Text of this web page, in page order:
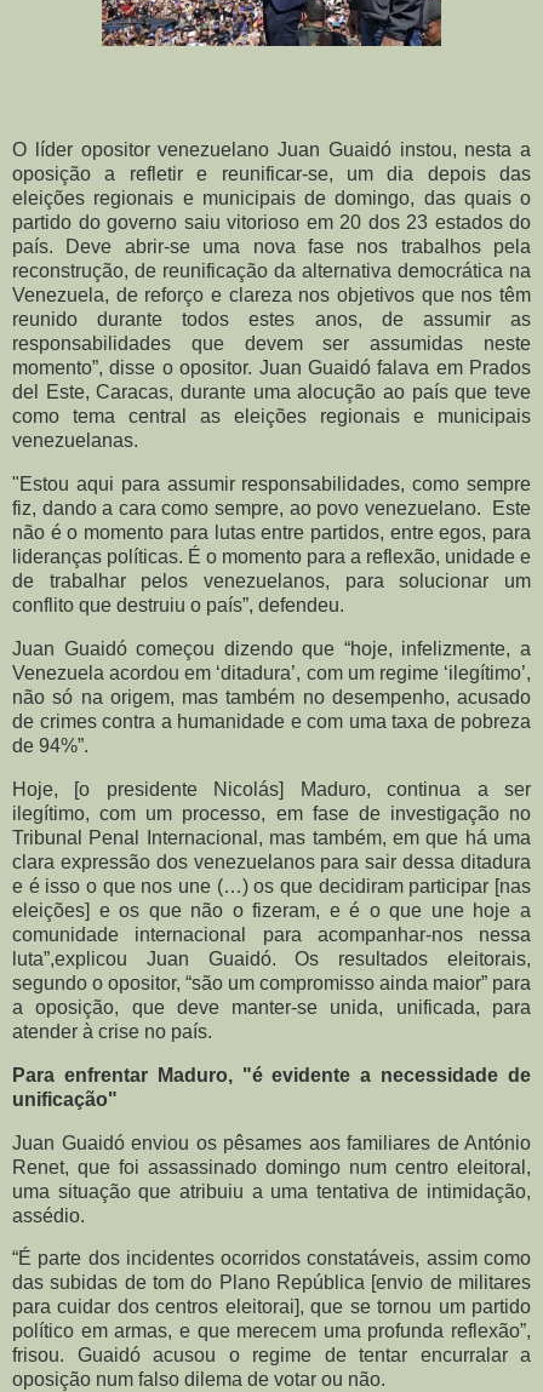
O líder opositor venezuelano Juan Guaidó instou, nesta a
oposição a refletir e reunificar-se, um dia depois das
eleições regionais e municipais de domingo, das quais o
partido do governo saiu vitorioso em 20 dos 23 estados do
país. Deve abrir-se uma nova fase nos trabalhos pela
reconstrução, de reunificação da alternativa democrática na
Venezuela, de reforço e clareza nos objetivos que nos têm
reunido durante todos estes anos, de assumir as
responsabilidades que devem ser assumidas neste
momento”, disse o opositor. Juan Guaidó falava em Prados
del Este, Caracas, durante uma alocução ao país que teve
como tema central as eleições regionais e municipais
venezuelanas.
"Estou aqui para assumir responsabilidades, como sempre
fiz, dando a cara como sempre, ao povo venezuelano. Este
não é o momento para lutas entre partidos, entre egos, para
lideranças políticas. É o momento para a reflexão, unidade e
de trabalhar pelos venezuelanos, para solucionar um
conflito que destruiu o país”, defendeu.
Juan Guaidó começou dizendo que “hoje, infelizmente, a
Venezuela acordou em ‘ditadura’, com um regime ‘ilegítimo’,
não só na origem, mas também no desempenho, acusado
de crimes contra a humanidade e com uma taxa de pobreza
de 94%”.
Hoje, [o presidente Nicolás] Maduro, continua a ser
ilegítimo, com um processo, em fase de investigação no
Tribunal Penal Internacional, mas também, em que há uma
clara expressão dos venezuelanos para sair dessa ditadura
e é isso o que nos une (…) os que decidiram participar [nas
eleições] e os que não o fizeram, e é o que une hoje a
comunidade internacional para acompanhar-nos nessa
luta”,explicou Juan Guaidó. Os resultados eleitorais,
segundo o opositor, “são um compromisso ainda maior” para
a oposição, que deve manter-se unida, unificada, para
atender à crise no país.
Para enfrentar Maduro, "é evidente a necessidade de
unificação"
Juan Guaidó enviou os pêsames aos familiares de António
Renet, que foi assassinado domingo num centro eleitoral,
uma situação que atribuiu a uma tentativa de intimidação,
assédio.
“É parte dos incidentes ocorridos constatáveis, assim como
das subidas de tom do Plano República [envio de militares
para cuidar dos centros eleitorai], que se tornou um partido
político em armas, e que merecem uma profunda reflexão”,
frisou. Guaidó acusou o regime de tentar encurralar a
oposição num falso dilema de votar ou não.